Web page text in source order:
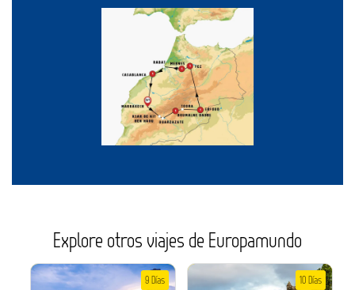
Explore otros viajes de Europamundo
9 Días 10 Días